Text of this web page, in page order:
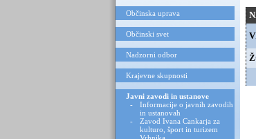
Občinska uprava
Občinski svet
Nadzorni odbor
Krajevne skupnosti
Javni zavodi in ustanove
-
Informacije o javnih zavodih
in ustanovah
-
Zavod Ivana Cankarja za
kulturo, šport in turizem